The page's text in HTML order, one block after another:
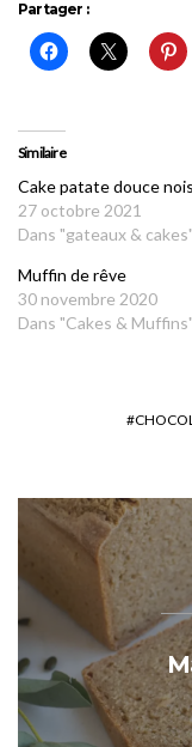
Partager :
Similaire
Cake patate douce
27 octobre 2021
Dans "gateaux & cakes"
Muffin de rêve
30 novembre 2020
Dans "Cakes & Muffins"